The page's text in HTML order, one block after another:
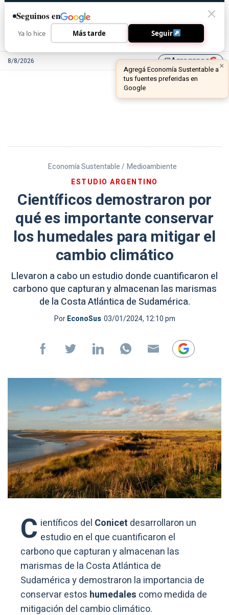
8/8/2026 library_addAgreganos
Economía Sustentable / Medioambiente
ESTUDIO ARGENTINO
Científicos demostraron por
qué es importante conservar
los humedales para mitigar el
cambio climático
Llevaron a cabo un estudio donde cuantificaron el
carbono que capturan y almacenan las marismas
de la Costa Atlántica de Sudamérica.
PorEconoSus 03/01/2024, 12:10 pm
C ientíficos del Conicet desarrollaron un
estudio en el que cuantificaron el
carbono que capturan y almacenan las
marismas de la Costa Atlántica de
Sudamérica y demostraron la importancia de
conservar estos humedales como medida de
mitigación del cambio climático.
Seguinos en
Ya lo hice Más tarde Seguir